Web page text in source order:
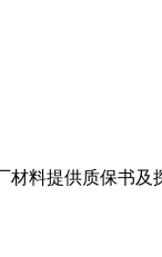
料提供质保书及